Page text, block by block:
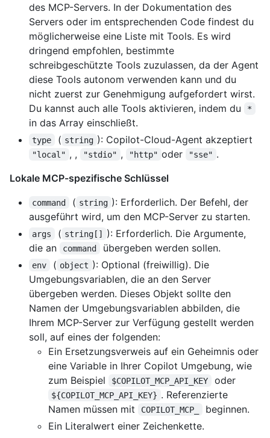
des MCP-Servers. In der Dokumentation des
Servers oder im entsprechenden Code findest du
möglicherweise eine Liste mit Tools. Es wird
dringend empfohlen, bestimmte
schreibgeschützte Tools zuzulassen, da der Agent
diese Tools autonom verwenden kann und du
nicht zuerst zur Genehmigung aufgefordert wirst.
Du kannst auch alle Tools aktivieren, indem du
*
in das Array einschließt.
type ( string ): Copilot-Cloud-Agent akzeptiert
"local" , , "stdio" , "http" oder "sse" .
Lokale MCP-spezifische Schlüssel
command ( string ): Erforderlich. Der Befehl, der
ausgeführt wird, um den MCP-Server zu starten.
args ( string[]
): Erforderlich. Die Argumente,
die an
command übergeben werden sollen.
env ( object ): Optional (freiwillig). Die
Umgebungsvariablen, die an den Server
übergeben werden. Dieses Objekt sollte den
Namen der Umgebungsvariablen abbilden, die
Ihrem MCP-Server zur Verfügung gestellt werden
soll, auf eines der folgenden:
Ein Ersetzungsverweis auf ein Geheimnis oder
eine Variable in Ihrer Copilot Umgebung, wie
zum Beispiel
$COPILOT_MCP_API_KEY oder
${COPILOT_MCP_API_KEY} . Referenzierte
Namen müssen mit
COPILOT_MCP_
beginnen.
Ein Literalwert einer Zeichenkette.